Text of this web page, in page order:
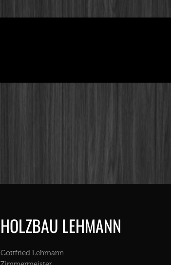
HOLZBAU LEHMANN
Gottfried Lehmann